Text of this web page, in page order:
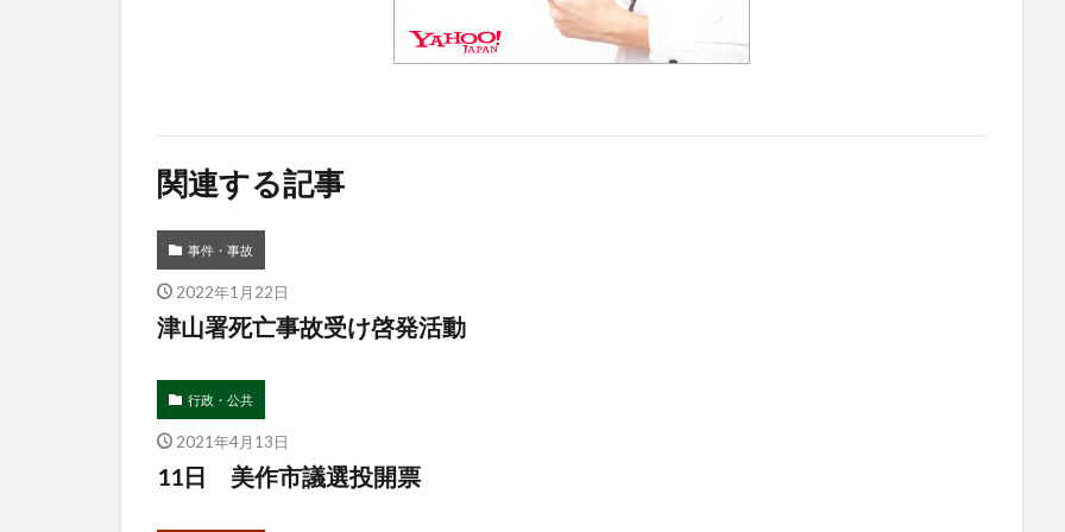
関連する記事
事件・事故
2022年1月22日
津山署死亡事故受け啓発活動
行政・公共
2021年4月13日
11日 美作市議選投開票